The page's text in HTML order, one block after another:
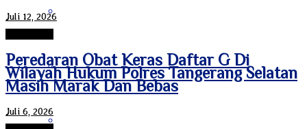
DKI Jakarta
Juli 12, 2026
Peredaran Obat Keras Daftar G Di
Wilayah Hukum Polres Tangerang Selatan
Masih Marak Dan Bebas
Juli 6, 2026